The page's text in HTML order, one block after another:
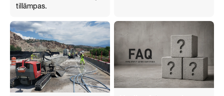
tillämpas.